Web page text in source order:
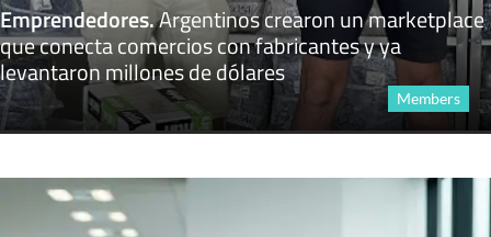
Emprendedores.Argentinos crearon un marketplace
que conecta comercios con fabricantes y ya
levantaron millones de dólares
Members